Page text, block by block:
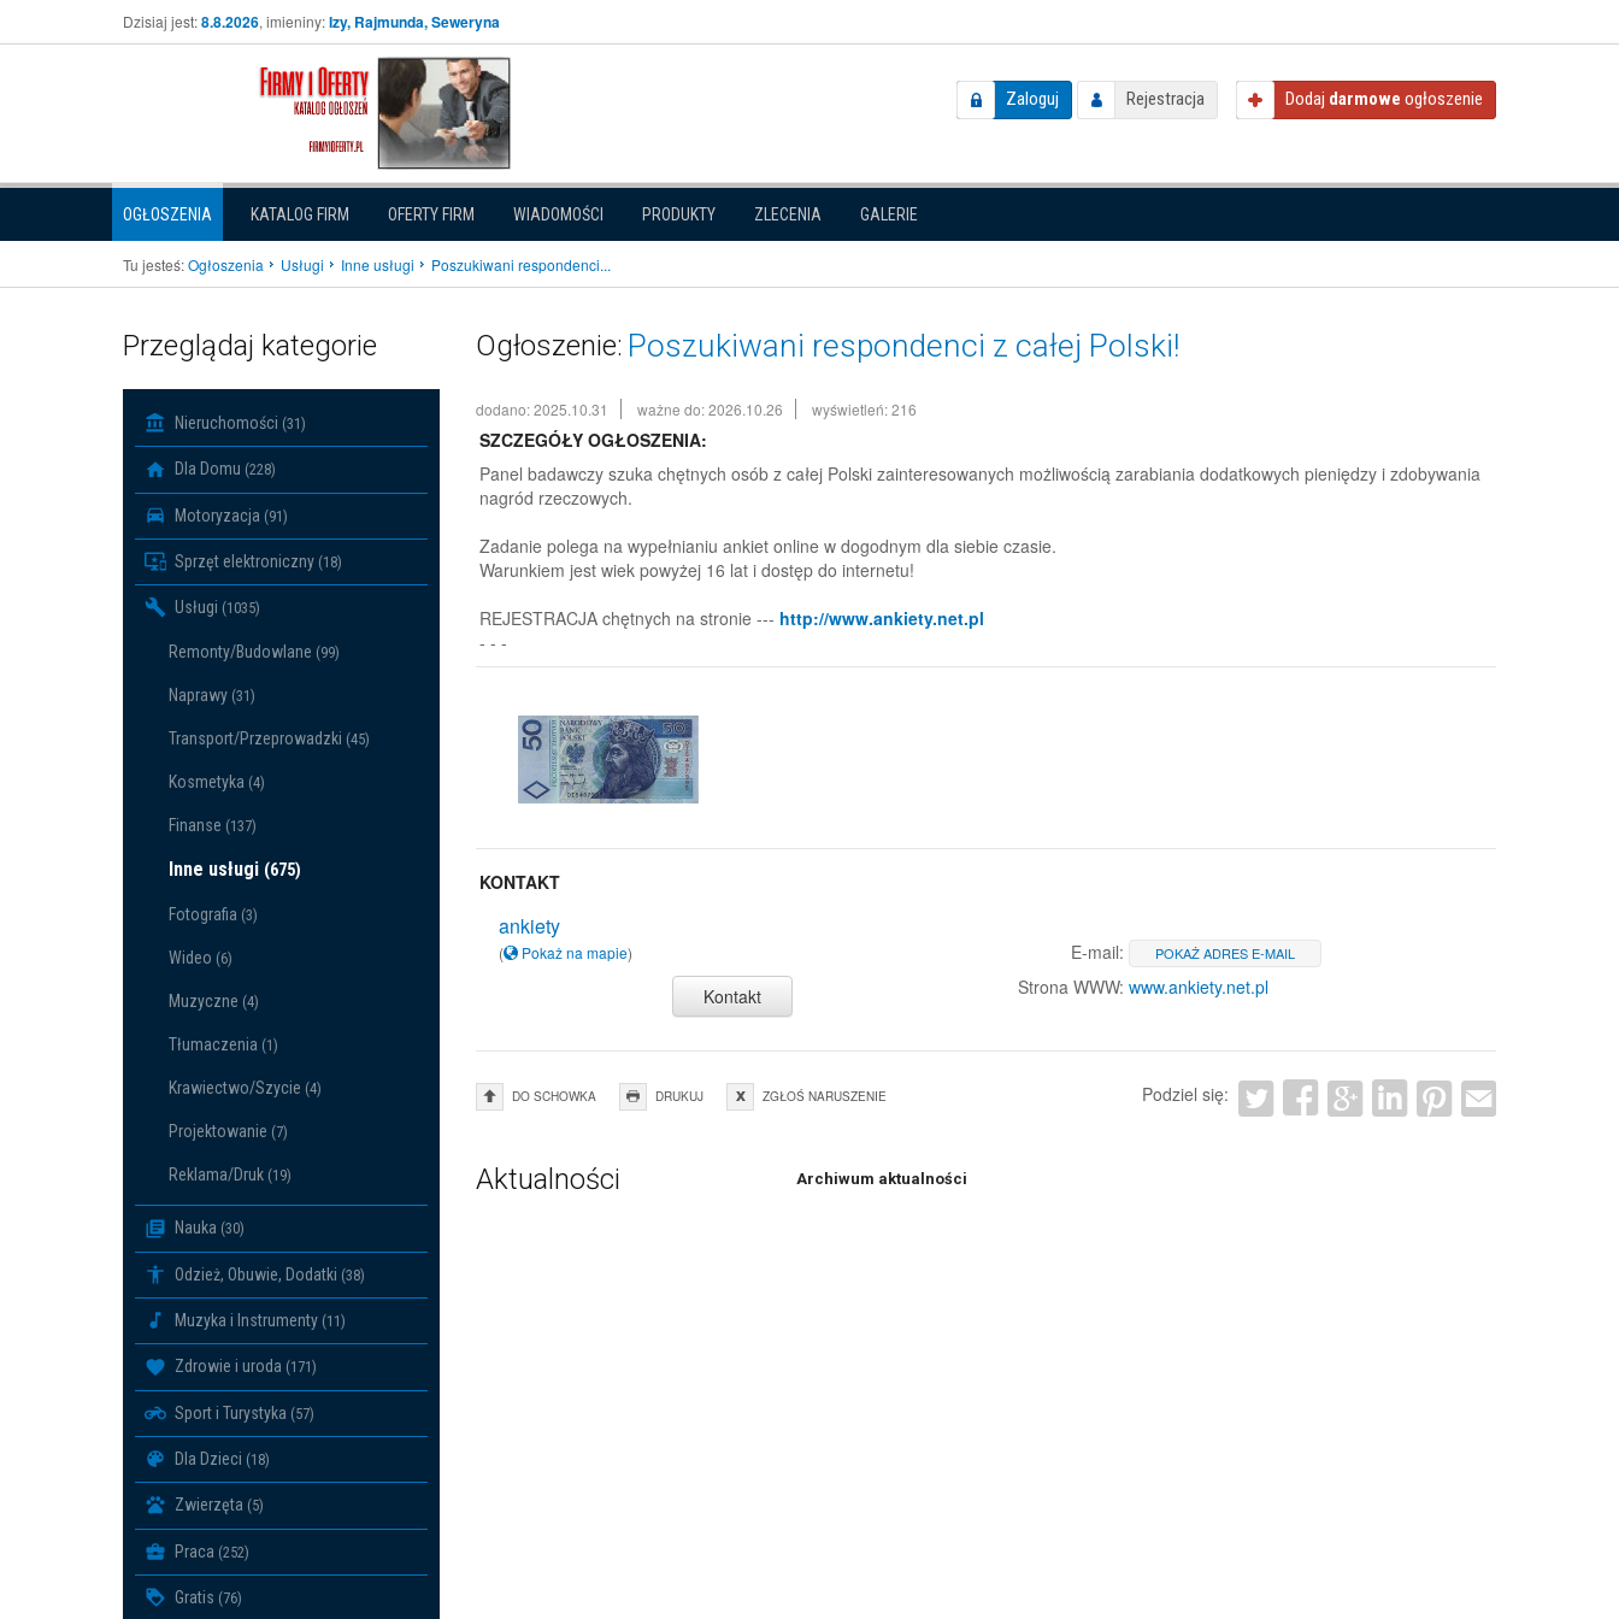
Dzisiaj jest:8.8.2026, imieniny:Izy, Rajmunda, Seweryna
Zaloguj Rejestracja Dodaj darmowe ogłoszenie
OGŁOSZENIA KATALOG FIRM OFERTY FIRM WIADOMOŚCI PRODUKTY ZLECENIA GALERIE
Tu jesteś:Ogłoszenia Usługi Inne usługi Poszukiwani respondenci...
Przeglądaj kategorie
Nieruchomości (31)
Dla Domu (228)
Motoryzacja (91)
Sprzęt elektroniczny (18)
Usługi (1035)
Remonty/Budowlane (99)
Naprawy (31)
Transport/Przeprowadzki (45)
Kosmetyka (4)
Finanse (137)
Inne usługi (675)
Fotografia (3)
Wideo (6)
Muzyczne (4)
Tłumaczenia (1)
Krawiectwo/Szycie (4)
Projektowanie (7)
Reklama/Druk (19)
Nauka (30)
Odzież, Obuwie, Dodatki (38)
Muzyka i Instrumenty (11)
Zdrowie i uroda (171)
Sport i Turystyka (57)
Dla Dzieci (18)
Zwierzęta (5)
Praca (252)
Gratis (76)
Ogłoszenie: Poszukiwani respondenci z całej Polski!
dodano: 2025.10.31 ważne do: 2026.10.26 wyświetleń: 216
SZCZEGÓŁY OGŁOSZENIA:
Panel badawczy szuka chętnych osób z całej Polski zainteresowanych możliwością zarabiania dodatkowych pieniędzy i zdobywania
nagród rzeczowych.
Zadanie polega na wypełnianiu ankiet online w dogodnym dla siebie czasie.
Warunkiem jest wiek powyżej 16 lat i dostęp do internetu!
REJESTRACJA chętnych na stronie --- http://www.ankiety.net.pl
- - -
KONTAKT
ankiety
( Pokaż na mapie)
Kontakt
E-mail: POKAŻ ADRES E-MAIL
Strona WWW: www.ankiety.net.pl
DO SCHOWKA DRUKUJ ZGŁOŚ NARUSZENIE Podziel się:
Aktualności Archiwum aktualności